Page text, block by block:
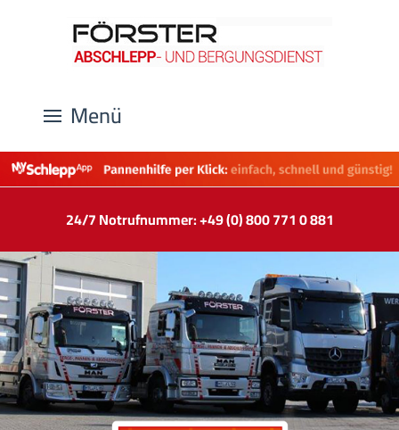
Menü
24/7 Notrufnummer: +49 (0) 800 771 0 881